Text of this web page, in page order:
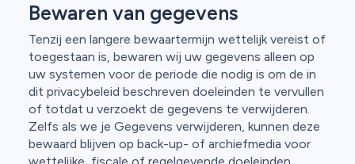
Bewaren van gegevens
Tenzij een langere bewaartermijn wettelijk vereist of
toegestaan is, bewaren wij uw gegevens alleen op
uw systemen voor de periode die nodig is om de in
dit privacybeleid beschreven doeleinden te vervullen
of totdat u verzoekt de gegevens te verwijderen.
Zelfs als we je Gegevens verwijderen, kunnen deze
bewaard blijven op back-up- of archiefmedia voor